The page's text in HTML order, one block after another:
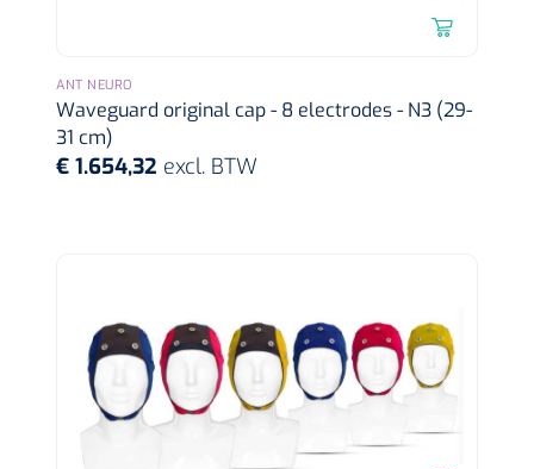
Bionix
OtoClear Spray Wash kit - 1 st
ANT NEURO
Waveguard original cap - 8 electrodes - N3 (29-
31 cm)
€ 1.654,32 excl. BTW